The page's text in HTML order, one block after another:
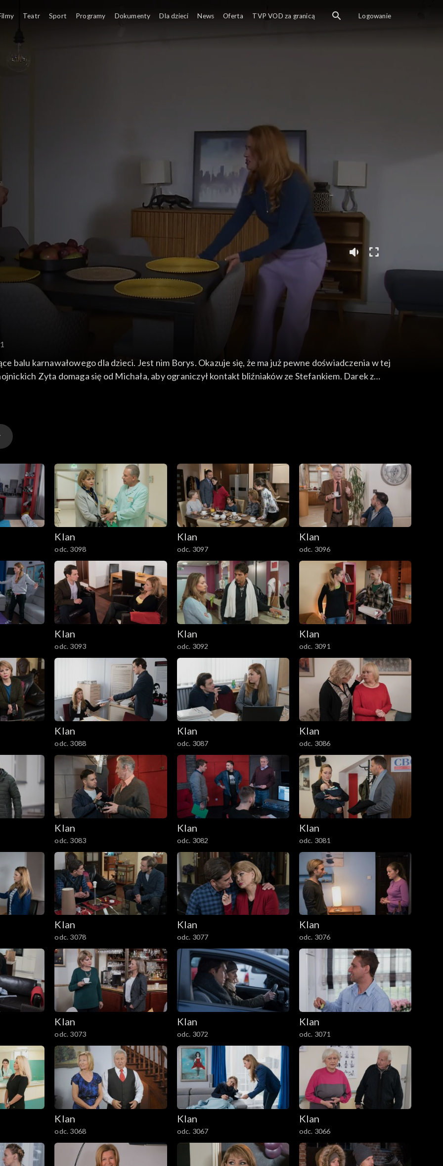
balu karnawałowego dla dzieci. Jest nim Borys. Okazuje się, że ma już pewne doświadczenia w tej
Zyta domaga się od Michała, aby ograniczył kontakt bliźniaków ze Stefankiem. Darek z
biznesowe przeradza się w imprezę alkoholową.
Klan
odc. 3098
Klan
odc. 3097
Klan
odc. 3096
Klan
odc. 3093
Klan
odc. 3092
Klan
odc. 3091
Klan
odc. 3088
Klan
odc. 3087
Klan
odc. 3086
Klan
odc. 3083
Klan
odc. 3082
Klan
odc. 3081
Klan
odc. 3078
Klan
odc. 3077
Klan
odc. 3076
Klan
odc. 3073
Klan
odc. 3072
Klan
odc. 3071
Klan
odc. 3068
Klan
odc. 3067
Klan
odc. 3066
Teatr Sport Programy Dokumenty Dla dzieci News Oferta TVP VOD za granicą Logowanie